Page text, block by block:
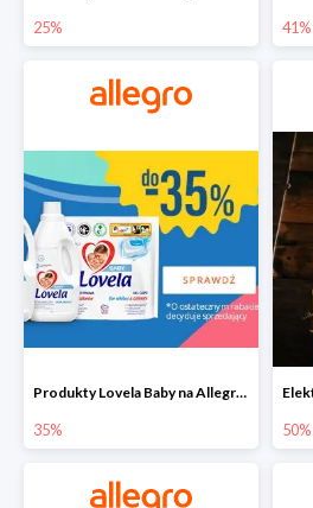
25% 41%
Produkty Lovela Baby na Allegro do -35%
35% 50%